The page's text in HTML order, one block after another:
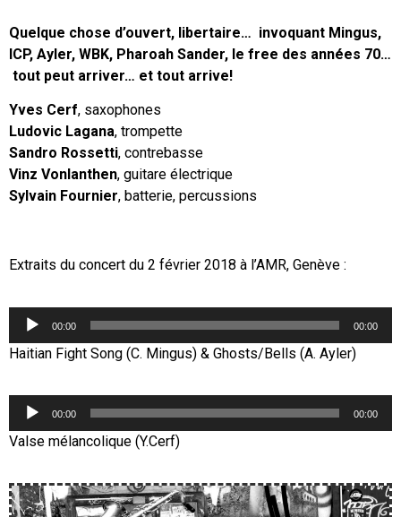
Quelque chose d’ouvert, libertaire… invoquant Mingus,
ICP, Ayler, WBK, Pharoah Sander, le free des années 70…
tout peut arriver… et tout arrive!
Yves Cerf, saxophones
Ludovic Lagana, trompette
Sandro Rossetti, contrebasse
Vinz Vonlanthen, guitare électrique
Sylvain Fournier, batterie, percussions
Extraits du concert du 2 février 2018 à l’AMR, Genève :
Lecteur
00:00 00:00
Haitian Fight Song (C. Mingus) & Ghosts/Bells (A. Ayler)
Lecteur
00:00 00:00
Valse mélancolique (Y.Cerf)